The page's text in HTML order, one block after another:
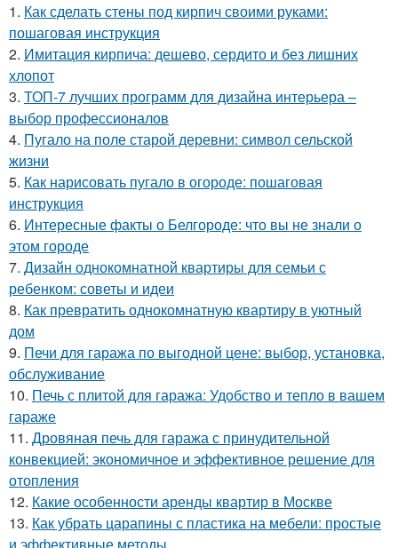
1. Как сделать стены под кирпич своими руками:
пошаговая инструкция
2. Имитация кирпича: дешево, сердито и без лишних
хлопот
3. ТОП-7 лучших программ для дизайна интерьера –
выбор профессионалов
4. Пугало на поле старой деревни: символ сельской
жизни
5. Как нарисовать пугало в огороде: пошаговая
инструкция
6. Интересные факты о Белгороде: что вы не знали о
этом городе
7. Дизайн однокомнатной квартиры для семьи с
ребенком: советы и идеи
8. Как превратить однокомнатную квартиру в уютный
дом
9. Печи для гаража по выгодной цене: выбор, установка,
обслуживание
10. Печь с плитой для гаража: Удобство и тепло в вашем
гараже
11. Дровяная печь для гаража с принудительной
конвекцией: экономичное и эффективное решение для
отопления
12. Какие особенности аренды квартир в Москве
13. Как убрать царапины с пластика на мебели: простые